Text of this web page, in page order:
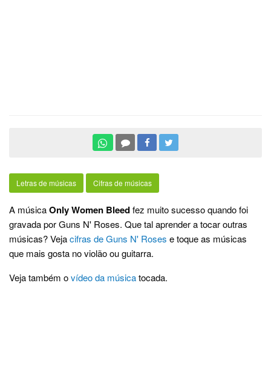
Letras de músicas Cifras de músicas
A músicaOnly Women Bleedfez muito sucesso quando foi
gravada por Guns N' Roses. Que tal aprender a tocar outras
músicas? Vejacifras de Guns N' Roses e toque as músicas
que mais gosta no violão ou guitarra.
Veja também ovídeo da músicatocada.